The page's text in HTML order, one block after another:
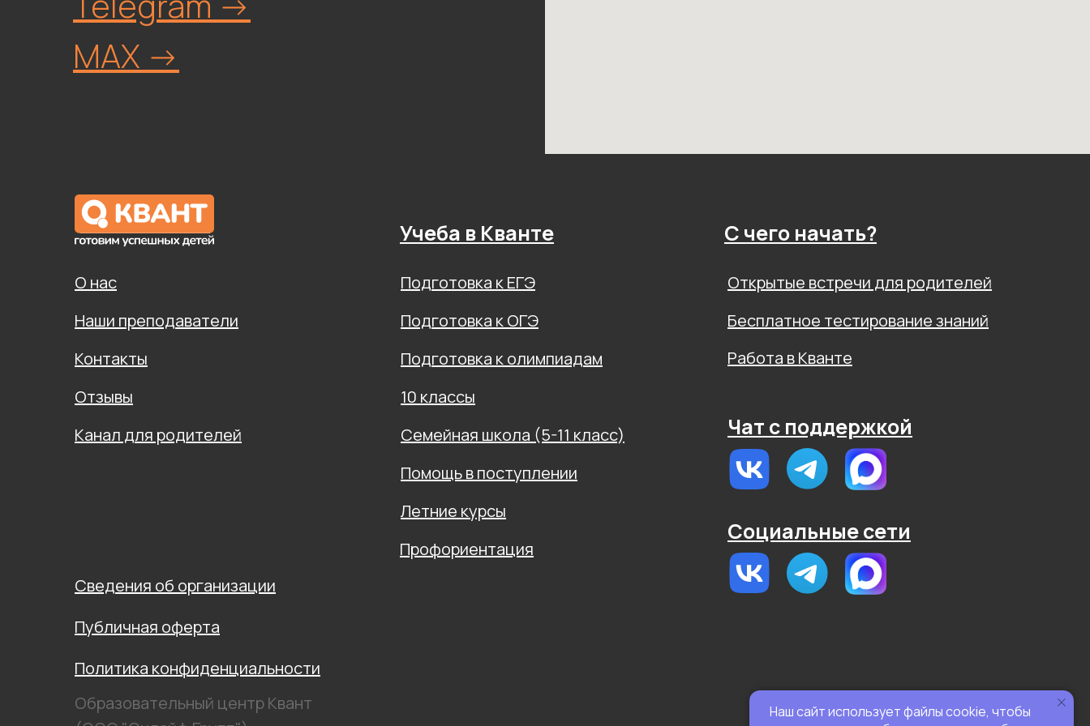
Наш сайт использует файлы cookie, чтобы
MAX ->
О нас
Образовательный центр Квант
Политика конфиденциальности
Публичная оферта
Сведения об организации
Наши преподаватели
Контакты
Отзывы
Канал для родителей
Семейная школа (5-11 класс)
Подготовка к ЕГЭ
Подготовка к ОГЭ
Подготовка к олимпиадам
Помощь в поступлении
Летние курсы
10 классы
Учеба в Кванте С чего начать?
Бесплатное тестирование знаний
Открытые встречи для родителей
Профориентация
Работа в Кванте
Социальные сети
Чат с поддержкой